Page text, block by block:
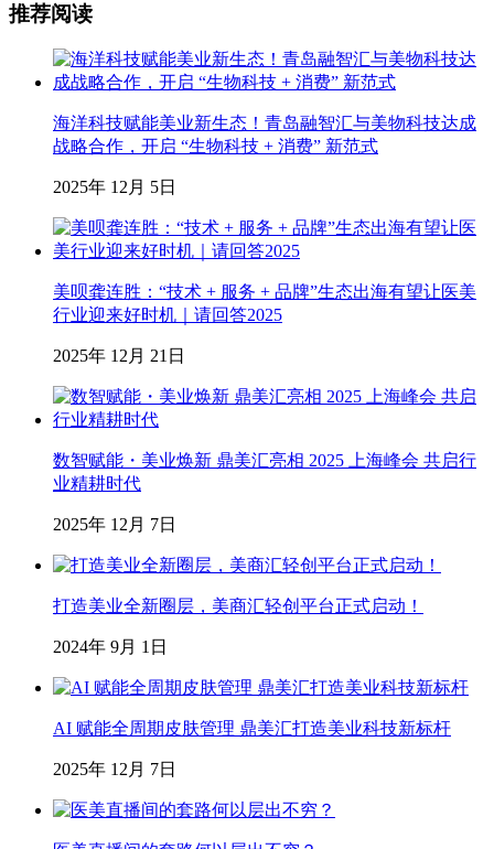
推荐阅读
海洋科技赋能美业新生态！青岛融智汇与美物科技达成
战略合作，开启 “生物科技 + 消费” 新范式
2025年 12月 5日
美呗龚连胜：“技术 + 服务 + 品牌”生态出海有望让医美
行业迎来好时机｜请回答2025
2025年 12月 21日
数智赋能・美业焕新 鼎美汇亮相 2025 上海峰会 共启行
业精耕时代
2025年 12月 7日
打造美业全新圈层，美商汇轻创平台正式启动！
2024年 9月 1日
AI 赋能全周期皮肤管理 鼎美汇打造美业科技新标杆
2025年 12月 7日